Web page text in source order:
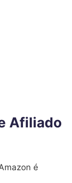
Afiliado
é